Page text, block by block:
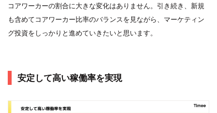
コアワーカーの割合に大きな変化はありません。引き続き、新規
も含めてコアワーカー比率のバランスを見ながら、マーケティン
グ投資をしっかりと進めていきたいと思います。
安定して高い稼働率を実現